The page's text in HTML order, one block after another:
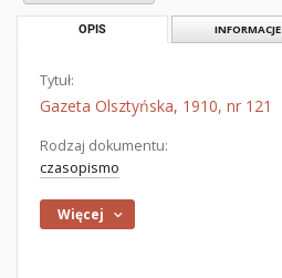
OPIS INFORMACJE
Tytuł:
Gazeta Olsztyńska, 1910, nr 121
Rodzaj dokumentu:
czasopismo
Więcej